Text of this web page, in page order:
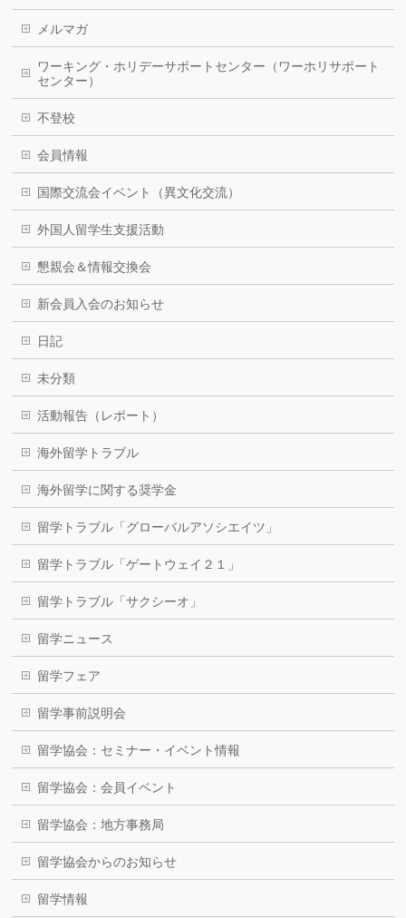
メルマガ
ワーキング・ホリデーサポートセンター（ワーホリサポート
センター）
不登校
会員情報
国際交流会イベント（異文化交流）
外国人留学生支援活動
懇親会＆情報交換会
新会員入会のお知らせ
日記
未分類
活動報告（レポート）
海外留学トラブル
海外留学に関する奨学金
留学トラブル「グローバルアソシエイツ」
留学トラブル「ゲートウェイ２１」
留学トラブル「サクシーオ」
留学ニュース
留学フェア
留学事前説明会
留学協会：セミナー・イベント情報
留学協会：会員イベント
留学協会：地方事務局
留学協会からのお知らせ
留学情報